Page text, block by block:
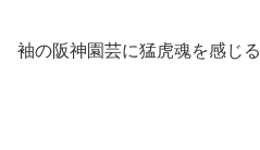
袖の阪神園芸に猛虎魂を感じる